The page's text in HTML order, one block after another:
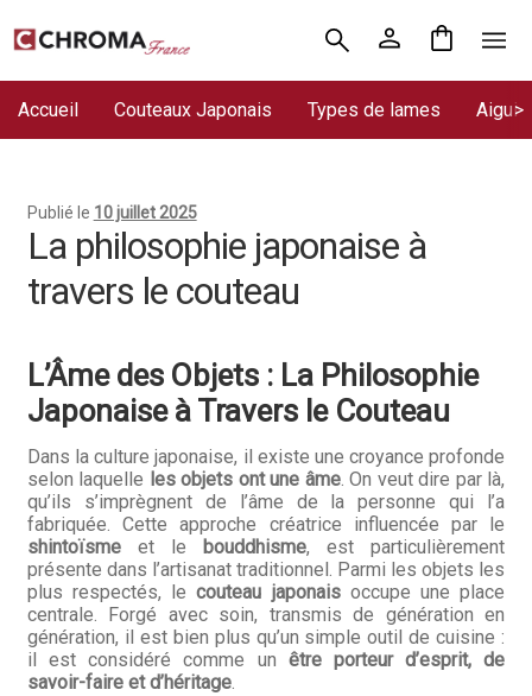
Aller
navigation
Aller
Accueil Couteaux Japonais Types de lames
Chroma France
Commande
Conditions Générales de Vente
Demande de devis
Expédition le jour même
Frais de port
Hall of Fame
Bocuse d’Or
Ma sélection
Publié le 10 juillet 2025
La philosophie japonaise à
travers le couteau
L’Âme des Objets : La Philosophie
Japonaise à Travers le Couteau
Dans la culture japonaise, il existe une croyance profonde
selon laquelle les objets ont une âme. On veut dire par là,
qu’ils s’imprègnent de l’âme de la personne qui l’a
fabriquée. Cette approche créatrice influencée par le
shintoïsmeet le bouddhisme, est particulièrement
présente dans l’artisanat traditionnel. Parmi les objets les
plus respectés, lecouteau japonaisoccupe une place
centrale. Forgé avec soin, transmis de génération en
génération, il est bien plus qu’un simple outil de cuisine :
il est considéré comme un être porteur d’esprit, de
savoir-faire et d’héritage.